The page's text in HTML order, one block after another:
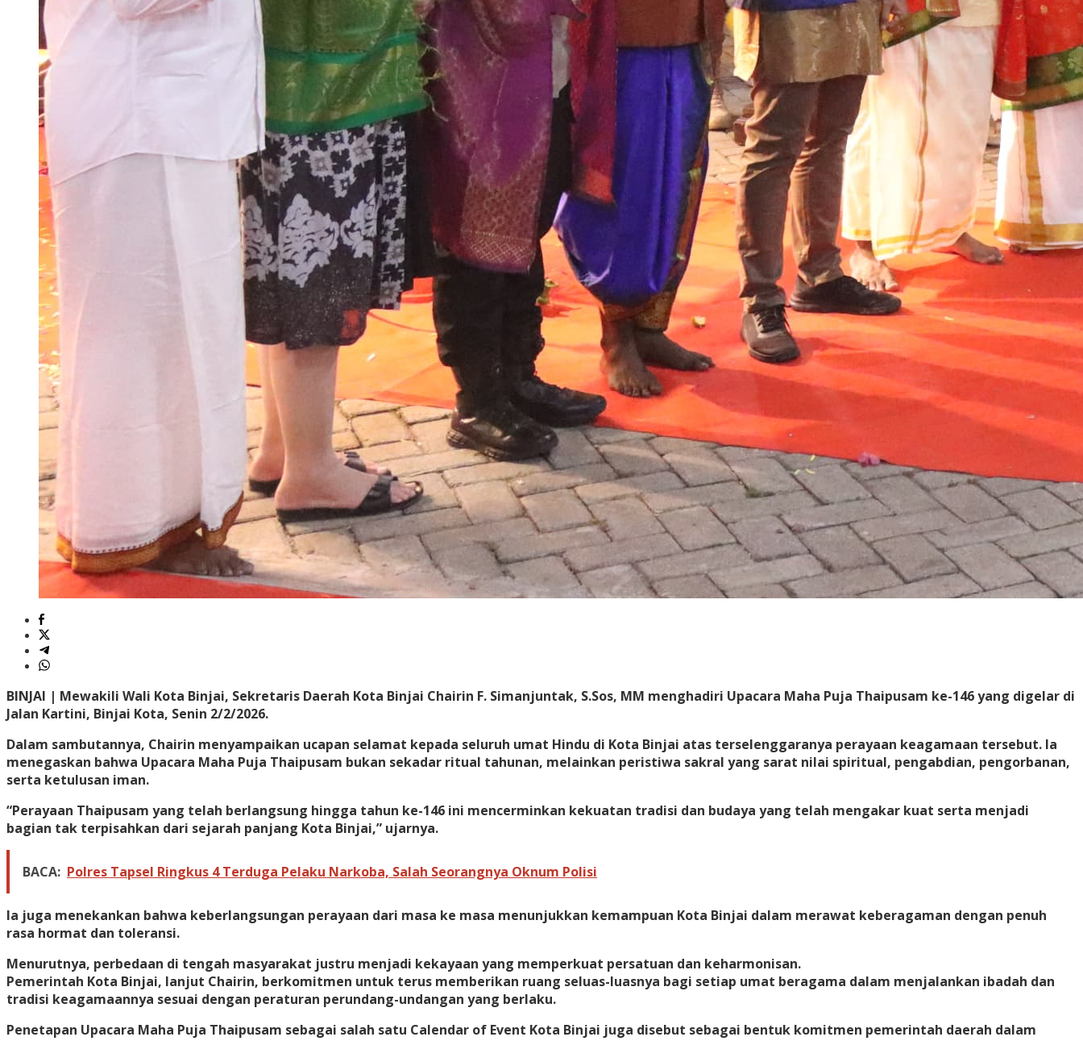
BINJAI | Mewakili Wali Kota Binjai, Sekretaris Daerah Kota Binjai Chairin F. Simanjuntak, S.Sos, MM menghadiri Upacara Maha Puja Thaipusam ke-146 yang digelar di
Jalan Kartini, Binjai Kota, Senin 2/2/2026.
Dalam sambutannya, Chairin menyampaikan ucapan selamat kepada seluruh umat Hindu di Kota Binjai atas terselenggaranya perayaan keagamaan tersebut. Ia
menegaskan bahwa Upacara Maha Puja Thaipusam bukan sekadar ritual tahunan, melainkan peristiwa sakral yang sarat nilai spiritual, pengabdian, pengorbanan,
serta ketulusan iman.
“Perayaan Thaipusam yang telah berlangsung hingga tahun ke-146 ini mencerminkan kekuatan tradisi dan budaya yang telah mengakar kuat serta menjadi
bagian tak terpisahkan dari sejarah panjang Kota Binjai,” ujarnya.
BACA: Polres Tapsel Ringkus 4 Terduga Pelaku Narkoba, Salah Seorangnya Oknum Polisi
Ia juga menekankan bahwa keberlangsungan perayaan dari masa ke masa menunjukkan kemampuan Kota Binjai dalam merawat keberagaman dengan penuh
rasa hormat dan toleransi.
Menurutnya, perbedaan di tengah masyarakat justru menjadi kekayaan yang memperkuat persatuan dan keharmonisan.
Pemerintah Kota Binjai, lanjut Chairin, berkomitmen untuk terus memberikan ruang seluas-luasnya bagi setiap umat beragama dalam menjalankan ibadah dan
tradisi keagamaannya sesuai dengan peraturan perundang-undangan yang berlaku.
Penetapan Upacara Maha Puja Thaipusam sebagai salah satu Calendar of Event Kota Binjai juga disebut sebagai bentuk komitmen pemerintah daerah dalam